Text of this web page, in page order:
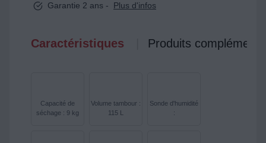
Garantie 2 ans -
Plus d'infos
Caractéristiques Produits
Capacité de
séchage : 9 kg
Volume tambour :
115 L
Sonde d'humidité
: